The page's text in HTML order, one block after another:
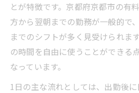
とが特徴です。京都府京都市の有
方から翌朝までの勤務が一般的で
までのシフトが多く見受けられま
の時間を自由に使うことができる
なっています。
1日の主な流れとしては、出勤後